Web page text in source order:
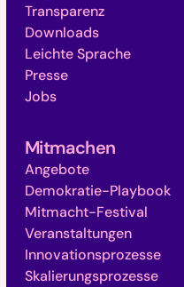
Transparenz
Downloads
Leichte Sprache
Presse
Jobs
Mitmachen
Angebote
Demokratie-Playbook
Mitmacht-Festival
Veranstaltungen
Innovationsprozesse
Skalierungsprozesse